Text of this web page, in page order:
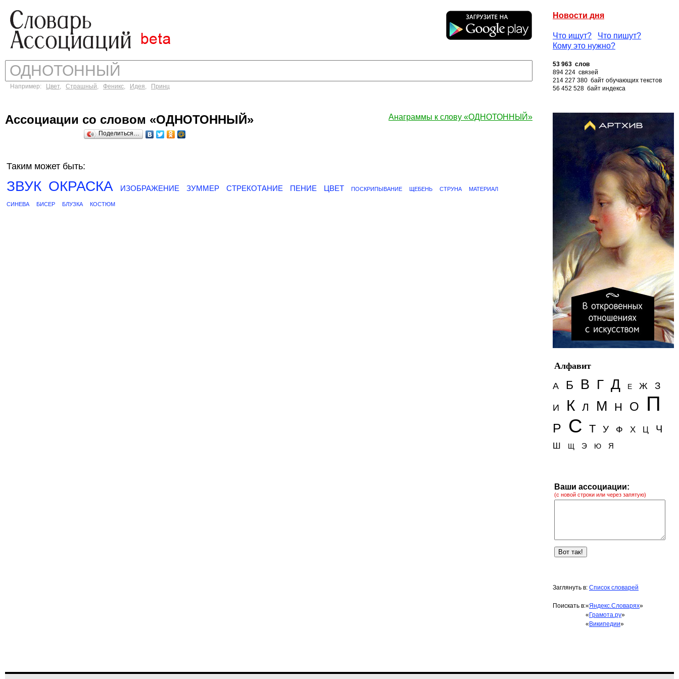
Новости дня
Что ищут?
Что пишут?
Кому это нужно?
Например: Цвет, Страшный, Феникс, Идея, Принц
53 963 слов
894 224 связей
214 227 380 байт обучающих текстов
56 452 528 байт индекса
Анаграммы к слову «ОДНОТОННЫЙ»
Ассоциации со словом «ОДНОТОННЫЙ»
Поделиться…
Таким может быть:
ЗВУК ОКРАСКА ИЗОБРАЖЕНИЕ ЗУММЕР СТРЕКОТАНИЕ ПЕНИЕ ЦВЕТ ПОСКРИПЫВАНИЕ ЩЕБЕНЬ СТРУНА МАТЕРИАЛ
СИНЕВА БИСЕР БЛУЗКА КОСТЮМ
Алфавит
А
Б В Г Д Е Ж З
И К Л М Н О П
Р С Т У Ф Х Ц Ч
Ш Щ Э Ю Я
Ваши ассоциации:
(с новой строки или через запятую)
Заглянуть в: Список словарей
Поискать в:«Яндекс.Словарях»
« Грамота.ру»
« Википедии»